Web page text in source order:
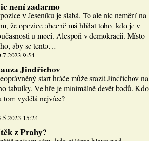
není zadarmo
v Jeseníku je slabá. To ale nic nemění na
že opozice obecně má hlídat toho, kdo je v
u moci. Alespoň v demokracii. Místo
aby se tento…
9:54
Jindřichov
start hráče může srazit Jindřichov na
tabulky. Ve hře je minimálně devět bodů. Kdo
tom vydělá nejvíce?
15:24
z Prahy?